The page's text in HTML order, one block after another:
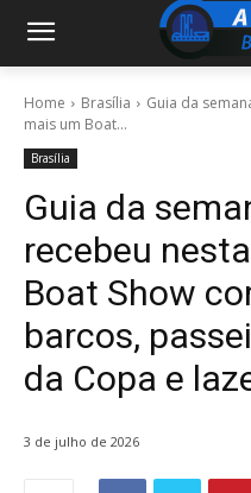
Home Brasília
Guia da
mais um Boat...
Brasília
Guia da
recebeu
Boat Show
barcos,
da Copa e
3 de julho de 2026